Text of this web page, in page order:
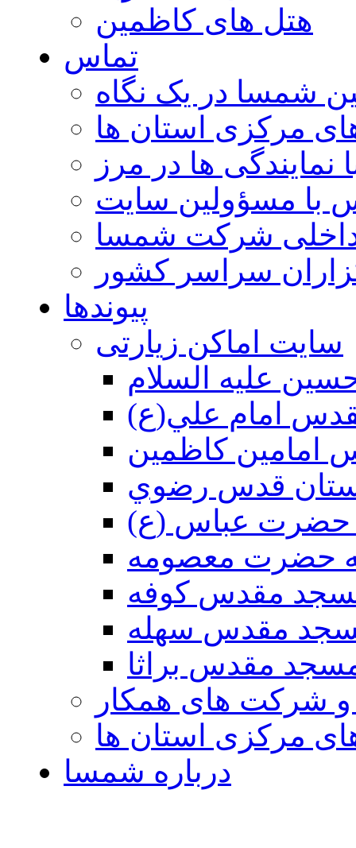
هتل های کاظمین
تماس
شمسا در یک نگاه
مرکزی استان ها
نمایندگی ها در مرز
با مسؤولین سایت
شرکت شمسا
سراسر کشور
پیوندها
سایت اماکن زیارتی
عليه السلام
امام علي(ع)
امامين كاظمين
قدس رضوي
حضرت عباس (ع)
حضرت معصومه
مقدس كوفه
مقدس سهله
مقدس براثا
و شرکت های همکار
مرکزی استان ها
درباره شمسا